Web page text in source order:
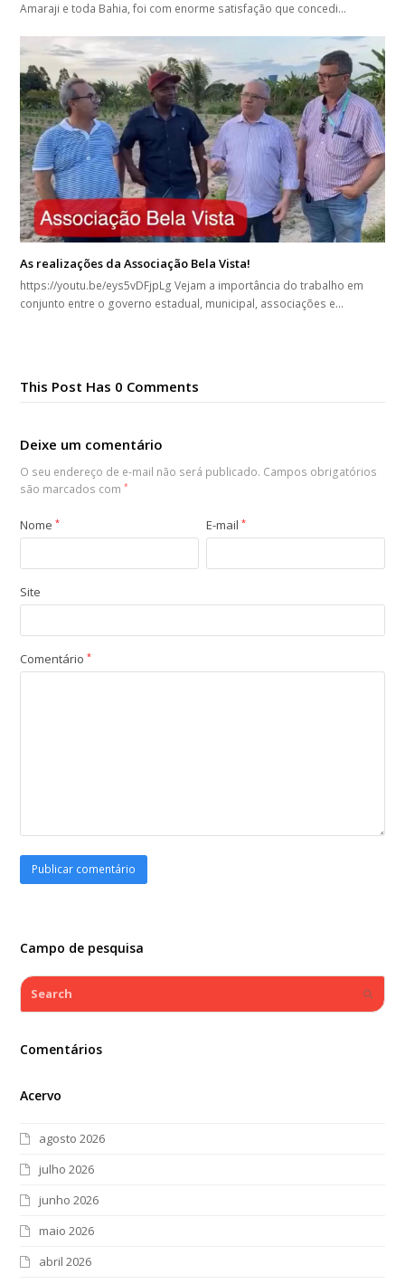
Amaraji e toda Bahia, foi com enorme satisfação que concedi…
As realizações da Associação Bela Vista!
https://youtu.be/eys5vDFjpLg Vejam a importância do trabalho em
conjunto entre o governo estadual, municipal, associações e…
This Post Has 0 Comments
Deixe um comentário
O seu endereço de e-mail não será publicado. Campos obrigatórios
são marcados com*
Nome* E-mail*
Site
Comentário*
Campo de pesquisa
Search
Comentários
Acervo
agosto 2026
julho 2026
junho 2026
maio 2026
abril 2026